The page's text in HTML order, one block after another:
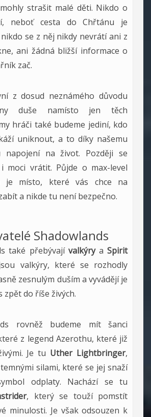
strašit malé děti. Nikdo o
neboť cesta do Chřtánu je
se z něj nikdy nevrátí ani z
ani žádná bližší informace o
zač.
z dosud neznámého důvodu
duše namísto jen těch
hráči také budeme jediní, kdo
uniknout, a to díky našemu
napojení na život. Později se
moci vrátit. Půjde o max-level
je místo, které vás chce na
a nikde tu není bezpečno.
Shadowlands
také přebývají valkýry aSpirit
valkýry, které se rozhodly
zesnulým duším a vyvádějí je
zpět do říše živých.
rovněž budeme mít šanci
z legend Azerothu, které již
Je tu Uther Lightbringer,
silami, které se jej snaží
odplaty. Nachází se tu
, který se touží pomstít
minulosti. Je však odsouzen k